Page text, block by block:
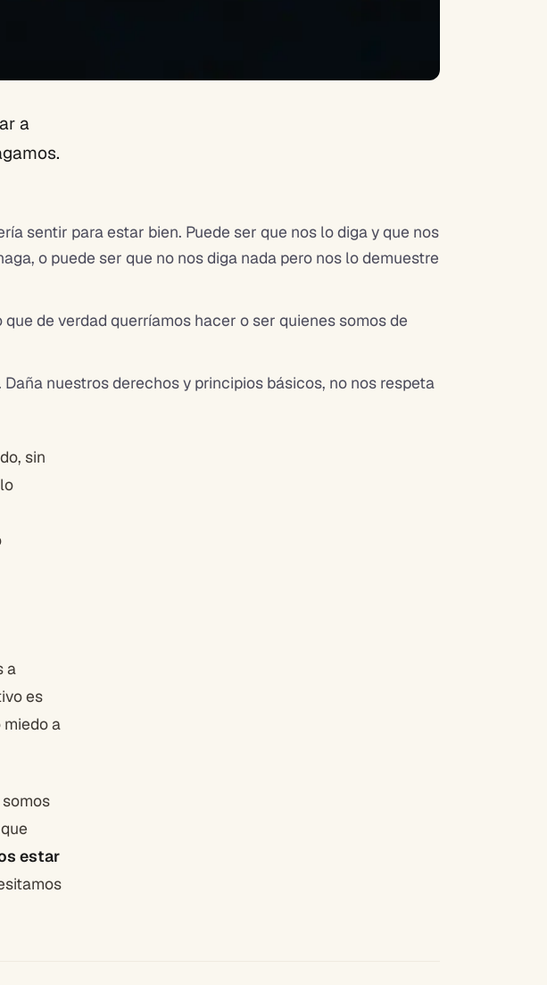
a
sentir para estar bien. Puede ser que nos lo diga y que nos
o puede ser que no nos diga nada pero nos lo demuestre
que de verdad querríamos hacer o ser quienes somos de
Daña nuestros derechos y principios básicos, no nos respeta
sin
a
es
a
estar